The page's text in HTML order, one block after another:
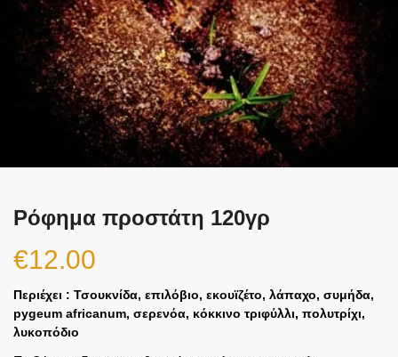
Ρόφημα προστάτη 120γρ
€12.00
Περιέχει : Τσουκνίδα, επιλόβιο, εκουϊζέτο, λάπαχο, συμήδα,
pygeum africanum, σερενόα, κόκκινο τριφύλλι, πολυτρίχι,
λυκοπόδιο